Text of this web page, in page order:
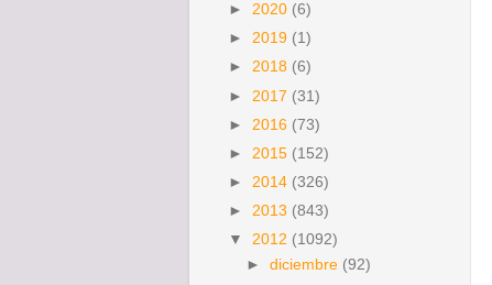
► 2020 (6)
► 2019 (1)
► 2018 (6)
► 2017 (31)
► 2016 (73)
► 2015 (152)
► 2014 (326)
► 2013 (843)
▼ 2012 (1092)
►diciembre (92)